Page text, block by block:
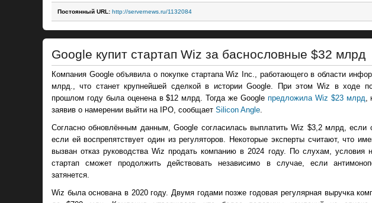
Постоянный URL: http://servernews.ru/1132084
Google купит стартап Wiz за баснословные $32 млрд
Компания Google объявила о покупке стартапа Wiz Inc., работающего в области
млрд., что станет крупнейшей сделкой в истории Google. При этом Wiz в ходе
прошлом году была оценена в $12 млрд. Тогда же Google предложила Wiz $23 млрд
заявив о намерении выйти на IPO, сообщает Silicon Angle
Согласно обновлённым данным, Google согласилась выплатить Wiz $3,2 млрд, если
если ей воспрепятствует один из регуляторов. Некоторые эксперты считают, что
вызван отказ руководства Wiz продать компанию в 2024 году. По слухам, условия
стартап сможет продолжить действовать независимо в случае, если
затянется.
Wiz была основана в 2020 году. Двумя годами позже годовая регулярная выручка